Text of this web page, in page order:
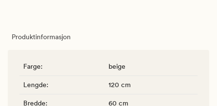
Produktinformasjon
Farge: beige
Lengde: 120 cm
Bredde: 60 cm